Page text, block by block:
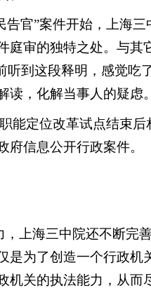
官”案件开始，上海
审的独特之处。与其
到这段释明，感觉吃
，化解当事人的疑虑。
能定位改革试点结束
信息公开行政案件。
上海三中院还不断完
为了创造一个行政机
关的执法能力，从而